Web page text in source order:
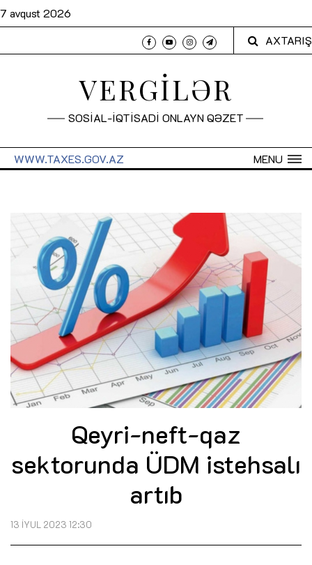
7 avqust 2026
AXTARIŞ
VERGİLƏR
SOSİAL-İQTİSADİ ONLAYN QƏZET
MENU
WWW.TAXES.GOV.AZ
Qeyri-neft-qaz
sektorunda ÜDM istehsalı
artıb
13 İYUL 2023 12:30